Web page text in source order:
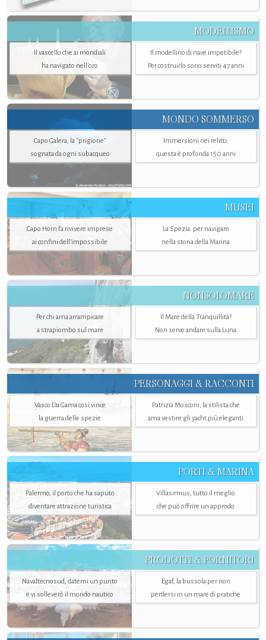
MODELLISMO
Il vascello che ai mondiali
ha navigato nell’oro
Il modellino di nave irripetibile?
Per costruirlo sono serviti 47 anni
MONDO SOMMERSO
Capo Galera, la "prigione"
sognata da ogni subacqueo
Immersioni nei relitti:
questa è profonda 150 anni
MUSEI
Capo Horn fa rivivere imprese
ai confini dell’impossibile
La Spezia. per navigare
nella storia della Marina
NONSOLOMARE
Per chi ama arrampicare
a strapiombo sul mare
Il Mare della Tranquillità?
Non serve andare sulla Luna
PERSONAGGI & RACCONTI
Vasco Da Gama così vince
la guerra delle spezie
Patrizia Mosconi, la stilista che
ama vestire gli yacht più eleganti
PORTI & MARINA
Palermo, il porto che ha saputo
diventare attrazione turistica
Villasimius, tutto il meglio
che può offrire un approdo
PRODOTTI & FORNITORI
Navaltecnosud, datemi un punto
e vi solleverò il mondo nautico
Egaf, la bussola per non
perdersi in un mare di pratiche